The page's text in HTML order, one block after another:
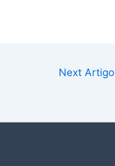
Next Artigo